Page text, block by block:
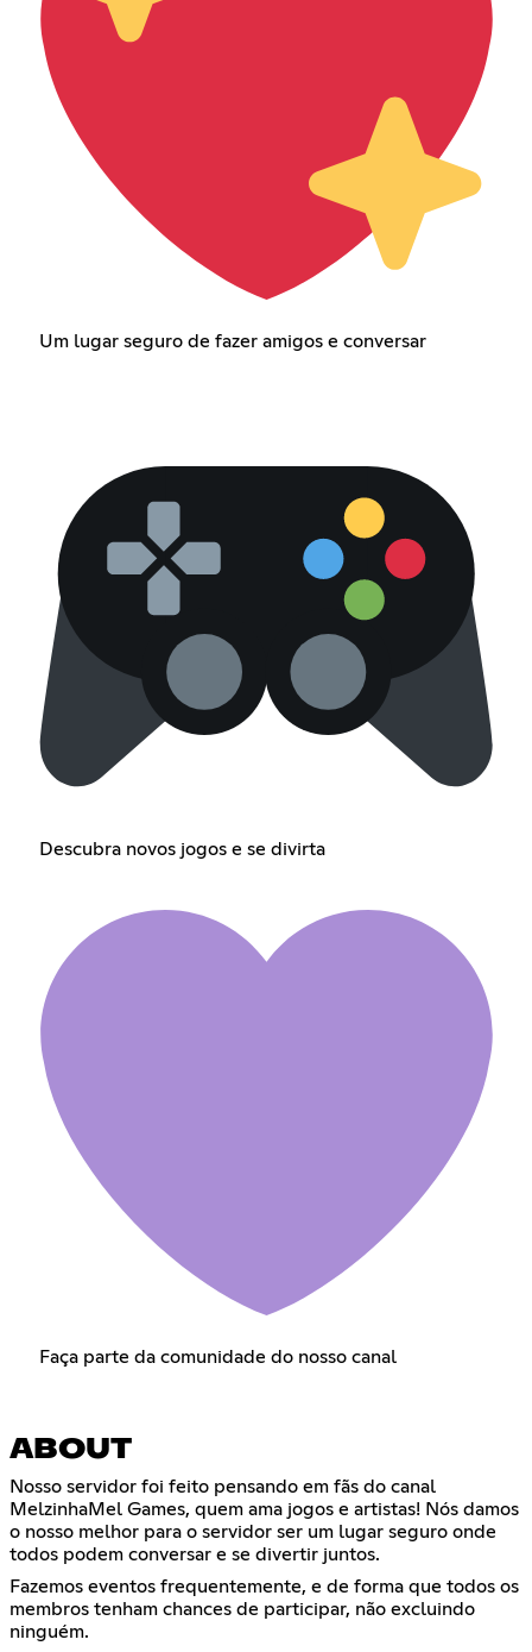
Um lugar seguro de fazer amigos e conversar
Descubra novos jogos e se divirta
Faça parte da comunidade do nosso canal
ABOUT
Nosso servidor foi feito pensando em fãs do canal
MelzinhaMel Games, quem ama jogos e artistas! Nós damos
o nosso melhor para o servidor ser um lugar seguro onde
todos podem conversar e se divertir juntos.
Fazemos eventos frequentemente, e de forma que todos os
membros tenham chances de participar, não excluindo
ninguém.